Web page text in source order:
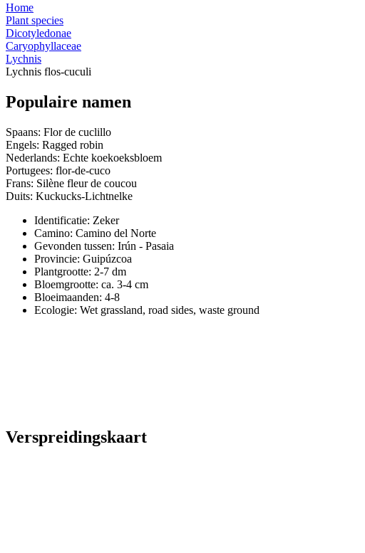
Home
Plant species
Dicotyledonae
Caryophyllaceae
Lychnis
Lychnis flos-cuculi
Populaire namen
Spaans: Flor de cuclillo
Engels: Ragged robin
Nederlands: Echte koekoeksbloem
Portugees: flor-de-cuco
Frans: Silène fleur de coucou
Duits: Kuckucks-Lichtnelke
Identificatie: Zeker
Camino: Camino del Norte
Gevonden tussen: Irún - Pasaia
Provincie: Guipúzcoa
Plantgrootte: 2-7 dm
Bloemgrootte: ca. 3-4 cm
Bloeimaanden: 4-8
Ecologie: Wet grassland, road sides, waste ground
Verspreidingskaart